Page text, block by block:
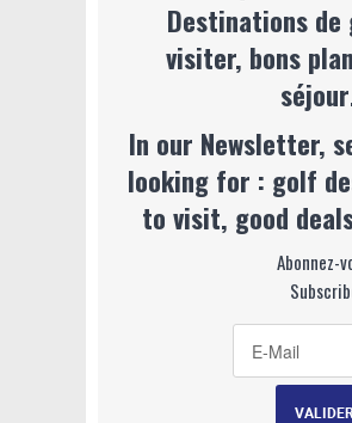
Destinations
visiter, bons
In our Newsletter,
looking for : golf
to visit, good
Abonnez-